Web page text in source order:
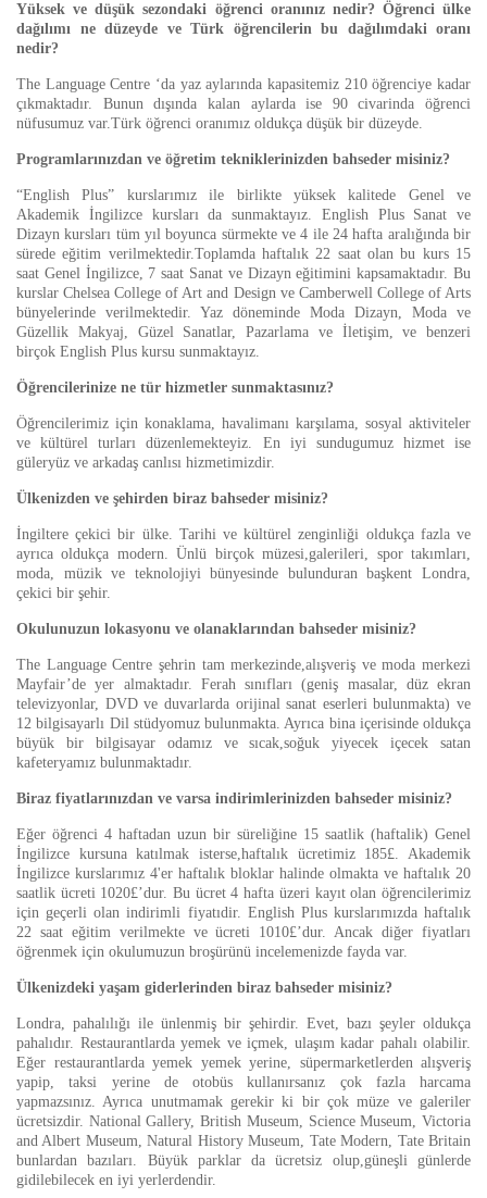
Yüksek ve düşük sezondaki öğrenci oranınız nedir? Öğrenci ülke
dağılımı ne düzeyde ve Türk öğrencilerin bu dağılımdaki oranı
nedir?
The Language Centre ‘da yaz aylarında kapasitemiz 210 öğrenciye kadar
çıkmaktadır. Bunun dışında kalan aylarda ise 90 civarinda öğrenci
nüfusumuz var.Türk öğrenci oranımız oldukça düşük bir düzeyde.
Programlarınızdan ve öğretim tekniklerinizden bahseder misiniz?
“English Plus” kurslarımız ile birlikte yüksek kalitede Genel ve
Akademik İngilizce kursları da sunmaktayız. English Plus Sanat ve
Dizayn kursları tüm yıl boyunca sürmekte ve 4 ile 24 hafta aralığında bir
sürede eğitim verilmektedir.Toplamda haftalık 22 saat olan bu kurs 15
saat Genel İngilizce, 7 saat Sanat ve Dizayn eğitimini kapsamaktadır. Bu
kurslar Chelsea College of Art and Design ve Camberwell College of Arts
bünyelerinde verilmektedir. Yaz döneminde Moda Dizayn, Moda ve
Güzellik Makyaj, Güzel Sanatlar, Pazarlama ve İletişim, ve benzeri
birçok English Plus kursu sunmaktayız.
Öğrencilerinize ne tür hizmetler sunmaktasınız?
Öğrencilerimiz için konaklama, havalimanı karşılama, sosyal aktiviteler
ve kültürel turları düzenlemekteyiz. En iyi sundugumuz hizmet ise
güleryüz ve arkadaş canlısı hizmetimizdir.
Ülkenizden ve şehirden biraz bahseder misiniz?
İngiltere çekici bir ülke. Tarihi ve kültürel zenginliği oldukça fazla ve
ayrıca oldukça modern. Ünlü birçok müzesi,galerileri, spor takımları,
moda, müzik ve teknolojiyi bünyesinde bulunduran başkent Londra,
çekici bir şehir.
Okulunuzun lokasyonu ve olanaklarından bahseder misiniz?
The Language Centre şehrin tam merkezinde,alışveriş ve moda merkezi
Mayfair’de yer almaktadır. Ferah sınıfları (geniş masalar, düz ekran
televizyonlar, DVD ve duvarlarda orijinal sanat eserleri bulunmakta) ve
12 bilgisayarlı Dil stüdyomuz bulunmakta. Ayrıca bina içerisinde oldukça
büyük bir bilgisayar odamız ve sıcak,soğuk yiyecek içecek satan
kafeteryamız bulunmaktadır.
Biraz fiyatlarınızdan ve varsa indirimlerinizden bahseder misiniz?
Eğer öğrenci 4 haftadan uzun bir süreliğine 15 saatlik (haftalik) Genel
İngilizce kursuna katılmak isterse,haftalık ücretimiz 185£. Akademik
İngilizce kurslarımız 4'er haftalık bloklar halinde olmakta ve haftalık 20
saatlik ücreti 1020£’dur. Bu ücret 4 hafta üzeri kayıt olan öğrencilerimiz
için geçerli olan indirimli fiyatıdir. English Plus kurslarımızda haftalık
22 saat eğitim verilmekte ve ücreti 1010£’dur. Ancak diğer fiyatları
öğrenmek için okulumuzun broşürünü incelemenizde fayda var.
Ülkenizdeki yaşam giderlerinden biraz bahseder misiniz?
Londra, pahalılığı ile ünlenmiş bir şehirdir. Evet, bazı şeyler oldukça
pahalıdır. Restaurantlarda yemek ve içmek, ulaşım kadar pahalı olabilir.
Eğer restaurantlarda yemek yemek yerine, süpermarketlerden alışveriş
yapip, taksi yerine de otobüs kullanırsanız çok fazla harcama
yapmazsınız. Ayrıca unutmamak gerekir ki bir çok müze ve galeriler
ücretsizdir. National Gallery, British Museum, Science Museum, Victoria
and Albert Museum, Natural History Museum, Tate Modern, Tate Britain
bunlardan bazıları. Büyük parklar da ücretsiz olup,güneşli günlerde
gidilebilecek en iyi yerlerdendir.